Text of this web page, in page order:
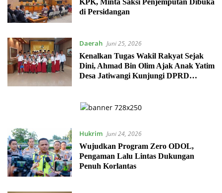
KPK, Minta Saksi Penjemputan Dibuka
di Persidangan
Daerah Juni 25, 2026
Kenalkan Tugas Wakil Rakyat Sejak
Dini, Ahmad Bin Olim Ajak Anak Yatim
Desa Jatiwangi Kunjungi DPRD
Hukrim Juni 24, 2026
Wujudkan Program Zero ODOL,
Pengaman Lalu Lintas Dukungan
Penuh Korlantas